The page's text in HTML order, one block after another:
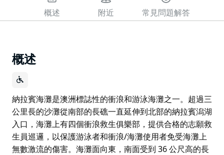
概述 附近 常見問題解答
概述
納拉賓海灘是澳洲標誌性的衝浪和游泳海灘之一。超過三
公里長的沙灘從南部的長礁一直延伸到北部的納拉賓潟湖
入口，海灘上有四個衝浪救生俱樂部，提供合格的志願救
生員巡邏，以保護游泳者和衝浪/海灘使用者免受海灘上
無數激流的傷害。海灘面向東，南面受到 36 公尺高的長